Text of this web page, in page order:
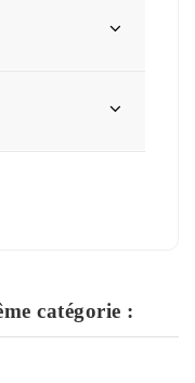
catégorie :